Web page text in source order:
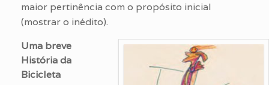
maior pertinência com o propósito inicial
(mostrar o inédito).
Uma breve
História da
Bicicleta